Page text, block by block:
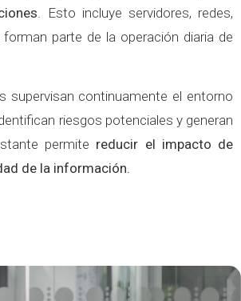
. Esto incluye servidores, redes,
parte de la operación diaria de
supervisan continuamente el entorno
riesgos potenciales y generan
permite reducir el impacto de
de la información.